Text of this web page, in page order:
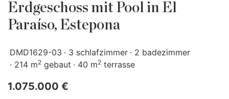
Erdgeschoss mit Pool in El
Paraíso, Estepona
DMD1629-03 3 schlafzimmer
2 badezimmer
214 m2 gebaut 40 m2 terrasse
1.075.000 €